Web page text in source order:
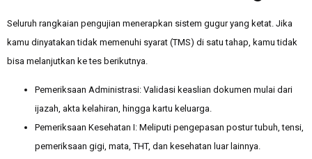
Seluruh rangkaian pengujian menerapkan sistem gugur yang ketat. Jika
kamu dinyatakan tidak memenuhi syarat (TMS) di satu tahap, kamu tidak
bisa melanjutkan ke tes berikutnya.
Pemeriksaan Administrasi: Validasi keaslian dokumen mulai dari
ijazah, akta kelahiran, hingga kartu keluarga.
Pemeriksaan Kesehatan I: Meliputi pengepasan postur tubuh, tensi,
pemeriksaan gigi, mata, THT, dan kesehatan luar lainnya.